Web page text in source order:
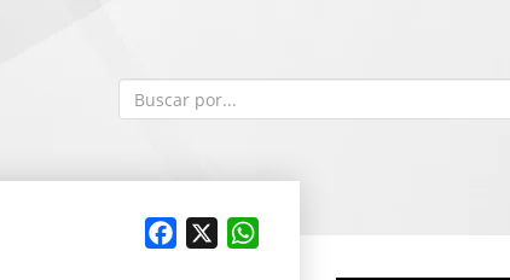
Facebook